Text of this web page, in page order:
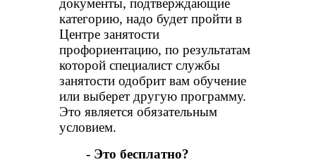
категорию, надо будет пройти в
Центре занятости
профориентацию, по результатам
которой специалист службы
занятости одобрит вам обучение
или выберет другую программу.
Это является обязательным
условием.
- Это бесплатно?